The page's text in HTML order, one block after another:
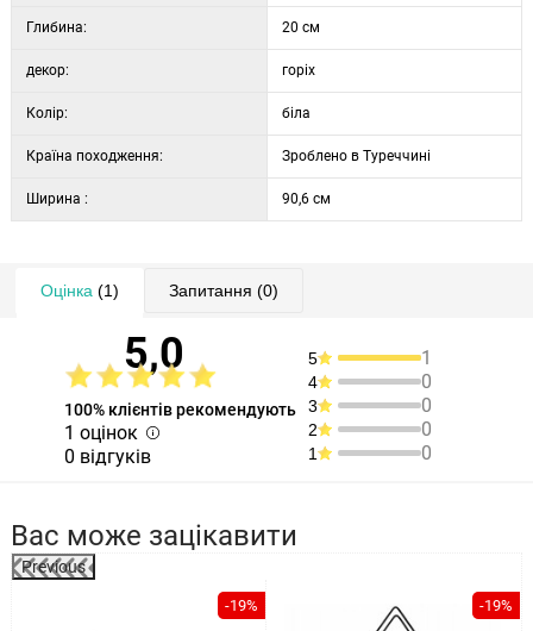
Глибина: 20 см
декор: горіх
Колір: біла
Країна походження: Зроблено в Туреччині
Ширина : 90,6 см
Оцінка (1) Запитання (0)
5,0
100% клієнтів рекомендують
1 оцінок
0 відгуків
5 1
4 0
3 0
2 0
1 0
Вас може зацікавити
Previous
-19% -19%